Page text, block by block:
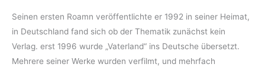
Seinen ersten Roamn veröffentlichte er 1992 in seiner Heimat,
in Deutschland fand sich ob der Thematik zunächst kein
Verlag. erst 1996 wurde „Vaterland“ ins Deutsche übersetzt.
Mehrere seiner Werke wurden verfilmt, und mehrfach